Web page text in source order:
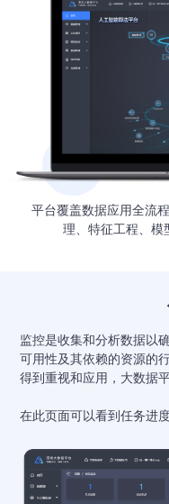
平台覆盖数据应用全流
理、特征工程、模
监控是收集和分析数据以
可用性及其依赖的资源的
得到重视和应用，大数据
在此页面可以看到任务进